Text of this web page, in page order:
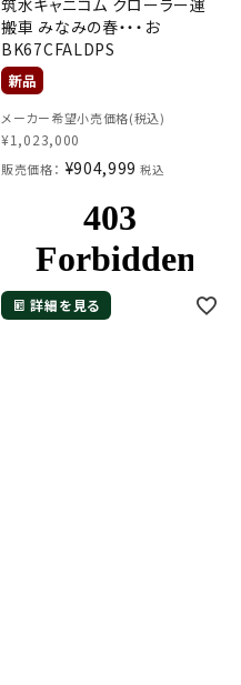
筑水キャニコム クローラー運
搬車 みなみの春・・・お
BK67CFALDPS
メーカー希望小売価格(税込)
¥1,023,000
販売価格： ¥904,999 税込
詳細を見る